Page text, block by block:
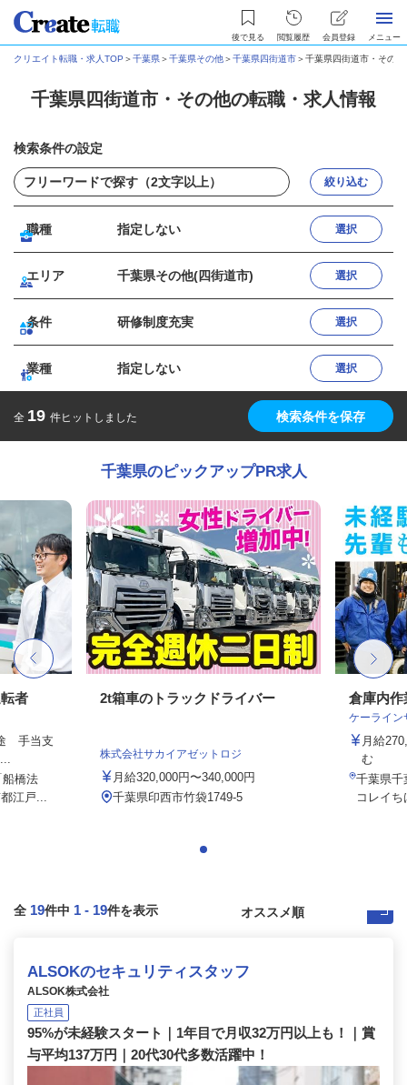
後で見る 閲覧履歴 会員登録 メニュー
クリエイト転職・求人TOP ＞千葉県＞千葉県その他＞千葉県四街道市＞千葉県四街道市・その
千葉県四街道市・その他の転職・求人情報
検索条件の設定
絞り込む
職種 指定しない 選択
エリア 千葉県その他(四街道市) 選択
条件 研修制度充実 選択
業種 指定しない 選択
全 19 件ヒットしました 検索条件を保存
千葉県のピックアップPR求人
者
手当支
橋法
江戸...
2t箱車のトラックドライバー
株式会社サカイアゼットロジ
月給320,000円〜340,000円
千葉県印西市竹袋1749-5
倉庫内作
ケーライ
月給
む
千葉県千
コレイ
全 19件中 1 - 19件を表示
ALSOKのセキュリティスタッフ
ALSOK株式会社
正社員
95%が未経験スタート｜1年目で月収32万円以上も！｜賞
与平均137万円｜20代30代多数活躍中！